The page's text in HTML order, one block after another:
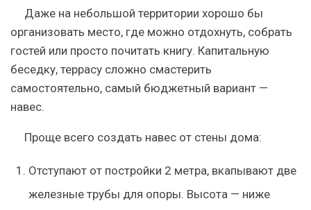
Даже на небольшой территории хорошо бы
организовать место, где можно отдохнуть, собрать
гостей или просто почитать книгу. Капитальную
беседку, террасу сложно смастерить
самостоятельно, самый бюджетный вариант —
навес.
Проще всего создать навес от стены дома:
Отступают от постройки 2 метра, вкапывают две
железные трубы для опоры. Высота — ниже